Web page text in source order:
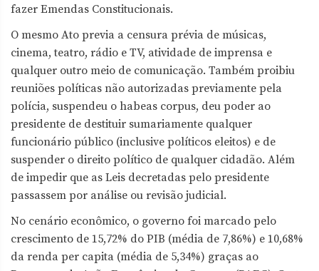
fazer Emendas Constitucionais.
O mesmo Ato previa a censura prévia de músicas,
cinema, teatro, rádio e TV, atividade de imprensa e
qualquer outro meio de comunicação. Também proibiu
reuniões políticas não autorizadas previamente pela
polícia, suspendeu o habeas corpus, deu poder ao
presidente de destituir sumariamente qualquer
funcionário público (inclusive políticos eleitos) e de
suspender o direito político de qualquer cidadão. Além
de impedir que as Leis decretadas pelo presidente
passassem por análise ou revisão judicial.
No cenário econômico, o governo foi marcado pelo
crescimento de 15,72% do PIB (média de 7,86%) e 10,68%
da renda per capita (média de 5,34%) graças ao